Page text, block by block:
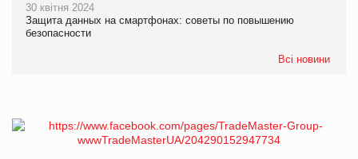
30 квітня 2024
Защита данных на смартфонах: советы по повышению
безопасности
Всі новини